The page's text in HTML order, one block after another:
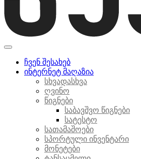
ჩვენ შესახებ
ინტერნეტ მაღაზია
სხვადასხვა
ღვინო
წიგნები
საბავშვო წიგნები
სატესტო
სათამაშოები
სპორტული ინვენტარი
მონეტები